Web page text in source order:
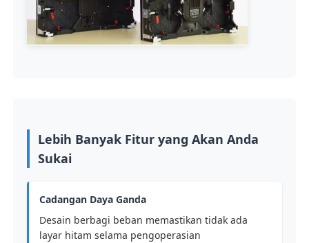
Lebih Banyak Fitur yang Akan Anda
Sukai
Cadangan Daya Ganda
Desain berbagi beban memastikan tidak ada
layar hitam selama pengoperasian